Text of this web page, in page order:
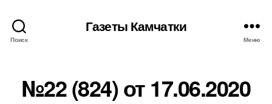
Поиск
Газеты Камчатки
Меню
№22 (824) от 17.06.2020